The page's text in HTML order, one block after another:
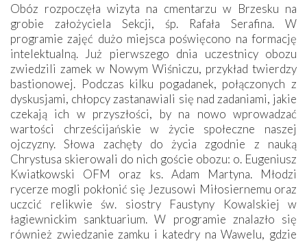
Obóz rozpoczęła wizyta na cmentarzu w Brzesku na
grobie założyciela Sekcji, śp. Rafała Serafina. W
programie zajęć dużo miejsca poświęcono na formację
intelektualną. Już pierwszego dnia uczestnicy obozu
zwiedzili zamek w Nowym Wiśniczu, przykład twierdzy
bastionowej. Podczas kilku pogadanek, połączonych z
dyskusjami, chłopcy zastanawiali się nad zadaniami, jakie
czekają ich w przyszłości, by na nowo wprowadzać
wartości chrześcijańskie w życie społeczne naszej
ojczyzny. Słowa zachęty do życia zgodnie z nauką
Chrystusa skierowali do nich goście obozu: o. Eugeniusz
Kwiatkowski OFM oraz ks. Adam Martyna. Młodzi
rycerze mogli pokłonić się Jezusowi Miłosiernemu oraz
uczcić relikwie św. siostry Faustyny Kowalskiej w
łagiewnickim sanktuarium. W programie znalazło się
również zwiedzanie zamku i katedry na Wawelu, gdzie